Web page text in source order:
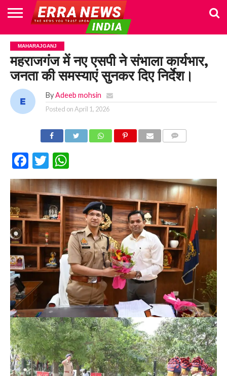
HOME
POLITICS
NEWS
BUSINESS
CULTURE
NATIONAL
SPORTS
LIFESTYLE
TRAVEL
OPINION
BREAKING
NEWS
ENTERTAINMENT
WORLD
CRIME
JOIN
US
MAHARAJGANJ
महराजगंज में नए एसपी ने संभाला कार्यभार,
जनता की समस्याएं सुनकर दिए निर्देश।
By Adeeb mohsin
Posted onApril 1, 2026
Facebook
Twitter
WhatsApp